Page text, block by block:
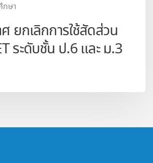
กษา
ยกเลิกการใช้สัดส่วน
ระดับชั้น ป.6 และ ม.3